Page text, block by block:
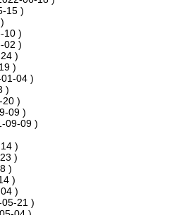
15 )
10 )
02 )
)
)
04 )
)
20 )
09 )
09-09 )
)
)
)
)
)
21 )